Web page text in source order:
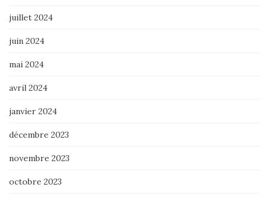
juillet 2024
juin 2024
mai 2024
avril 2024
janvier 2024
décembre 2023
novembre 2023
octobre 2023